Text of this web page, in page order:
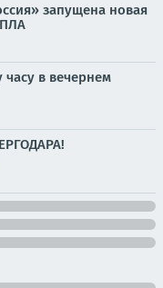
запущена новая
часу в вечернем